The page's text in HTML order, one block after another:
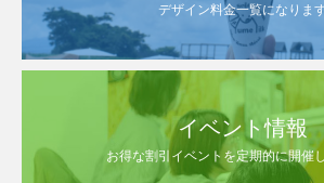
デザイン料金一覧になりま
イベント情報
お得な割引イベントを定期的に開催